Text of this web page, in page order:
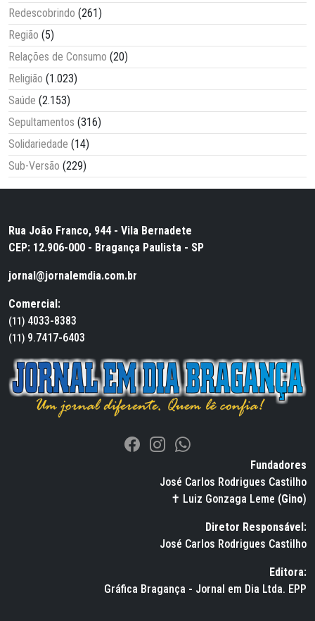
Redescobrindo (261)
Região (5)
Relações de Consumo (20)
Religião (1.023)
Saúde (2.153)
Sepultamentos (316)
Solidariedade (14)
Sub-Versão (229)
Rua João Franco, 944 - Vila Bernadete
CEP: 12.906-000 - Bragança Paulista - SP
jornal@jornalemdia.com.br
Comercial:
(11) 4033-8383
(11) 9.7417-6403
Fundadores
José Carlos Rodrigues Castilho
✝ Luiz Gonzaga Leme (Gino)
Diretor Responsável:
José Carlos Rodrigues Castilho
Editora:
Gráfica Bragança - Jornal em Dia Ltda. EPP